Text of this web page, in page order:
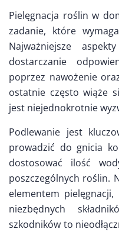
Pielęgnacja roślin w
zadanie, które
Najważniejsze
dostarczanie
poprzez nawożenie
ostatnie często wiąże
jest niejednokrotnie
Podlewanie jest
prowadzić do gnicia
dostosować ilość
poszczególnych roślin.
elementem
niezbędnych
szkodników to